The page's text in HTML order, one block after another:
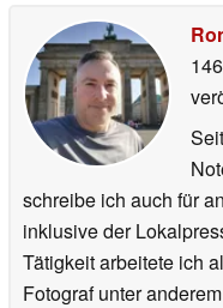
schreibe ich auch für
inklusive der
Tätigkeit arbeitete ich
Fotograf unter